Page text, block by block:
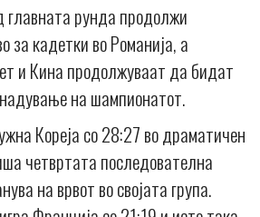
главната рунда продолжи
за кадетки во Романија, а
и Кина продолжуваат да бидат
на шампионатот.
Кореја со 28:27 во драматичен
четвртата последователна
на врвот во својата група.